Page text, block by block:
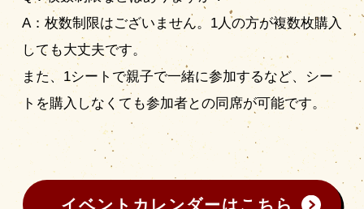
A：枚数制限はございません。1人の方が複数枚購入
しても大丈夫です。
また、1シートで親子で一緒に参加するなど、シー
トを購入しなくても参加者との同席が可能です。
イベントカレンダーはこちら